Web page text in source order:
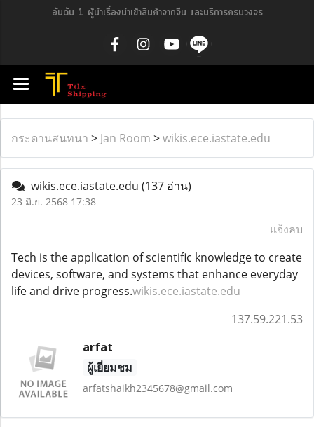
อันดับ 1 ผู้นำเรื่องนำเข้าสินค้าจากจีน และบริการครบวงจร
กระดานสนทนา > Jan Room >wikis.ece.iastate.edu
wikis.ece.iastate.edu (137 อ่าน)
23 มิ.ย. 2568 17:38
แจ้งลบ
Tech is the application of scientific knowledge to create
devices, software, and systems that enhance everyday
life and drive progress.wikis.ece.iastate.edu
137.59.221.53
arfat
ผู้เยี่ยมชม
arfatshaikh2345678@gmail.com